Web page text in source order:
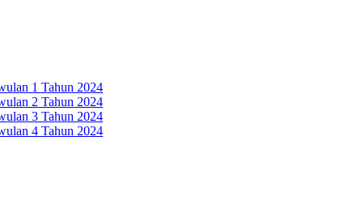
1 Tahun 2024
2 Tahun 2024
3 Tahun 2024
4 Tahun 2024